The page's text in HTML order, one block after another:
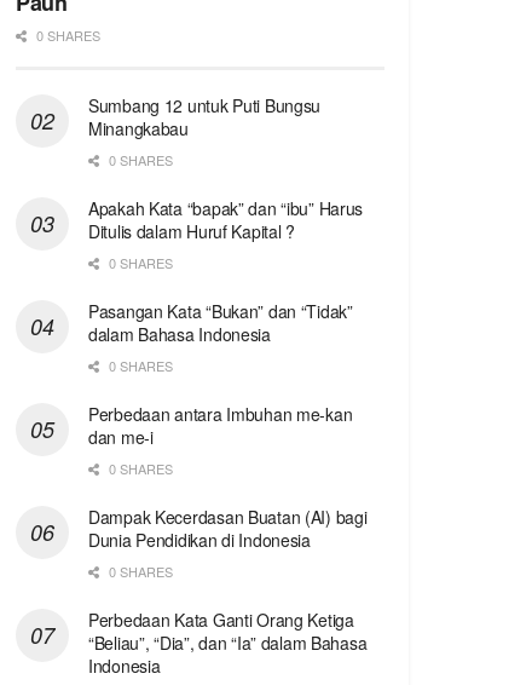
0 SHARES
Sumbang 12 untuk Puti Bungsu
Minangkabau
0 SHARES
Apakah Kata “bapak” dan “ibu” Harus
Ditulis dalam Huruf Kapital ?
0 SHARES
Pasangan Kata “Bukan” dan “Tidak”
dalam Bahasa Indonesia
0 SHARES
Perbedaan antara Imbuhan me-kan
dan me-i
0 SHARES
Dampak Kecerdasan Buatan (AI) bagi
Dunia Pendidikan di Indonesia
0 SHARES
Perbedaan Kata Ganti Orang Ketiga
“Beliau”, “Dia”, dan “Ia” dalam Bahasa
Indonesia